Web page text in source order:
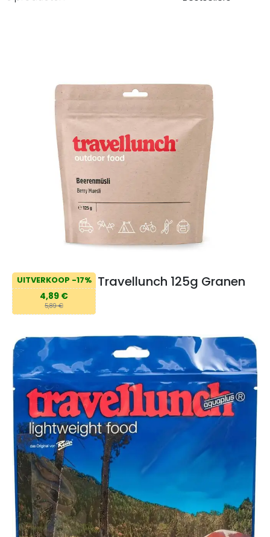
UITVERKOOP -17%
4,89 €
5,89 €
Travellunch 125g Granen